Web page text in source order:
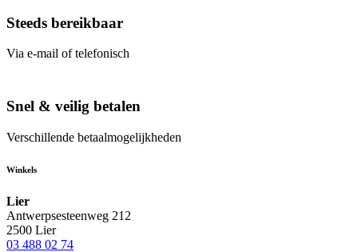
Steeds bereikbaar
Via e-mail of telefonisch
Snel & veilig betalen
Verschillende betaalmogelijkheden
Winkels
Lier
Antwerpsesteenweg 212
2500 Lier
03 488 02 74